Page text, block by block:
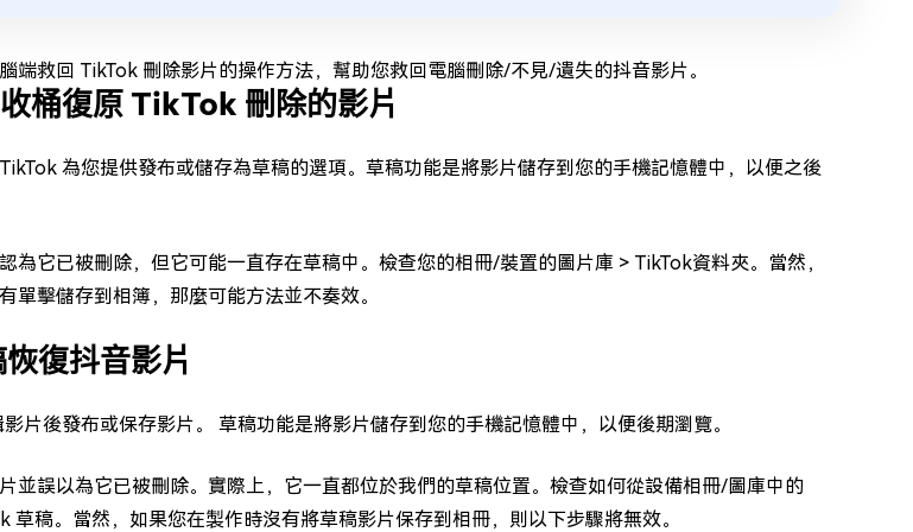
端救回 TikTok 刪除影片的操作方法，幫助您救回電腦刪除/不見/遺失的抖音影片。
桶復原 TikTok 刪除的影片
為您提供發布或儲存為草稿的選項。草稿功能是將影片儲存到您的手機記憶體中，以便之後
為它已被刪除，但它可能一直存在草稿中。檢查您的相冊/裝置的圖片庫 > TikTok資料夾。當然，
單擊儲存到相簿，那麼可能方法並不奏效。
復抖音影片
片後發布或保存影片。 草稿功能是將影片儲存到您的手機記憶體中，以便後期瀏覽。
並誤以為它已被刪除。實際上，它一直都位於我們的草稿位置。檢查如何從設備相冊/圖庫中的
草稿。當然，如果您在製作時沒有將草稿影片保存到相冊，則以下步驟將無效。